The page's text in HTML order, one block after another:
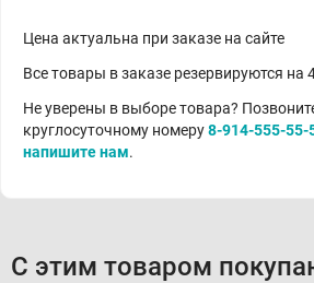
Цена актуальна при заказе на сайте
Все товары в заказе резервируются на
Не уверены в выборе товара?
круглосуточному номеру8-914-555-55-
напишите нам.
С этим товаром